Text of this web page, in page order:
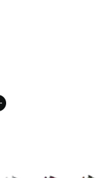
de couleurs